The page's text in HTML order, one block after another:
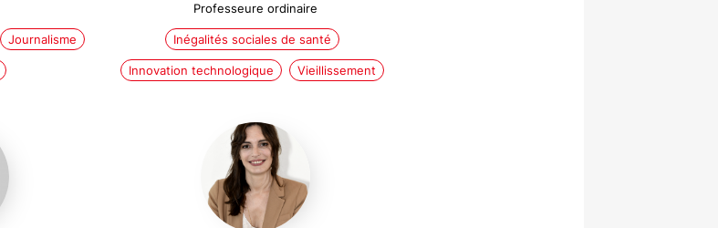
Journalisme
Professeure ordinaire
Inégalités sociales de santé
Innovation technologique Vieillissement
Marguerite
Cazeneuve